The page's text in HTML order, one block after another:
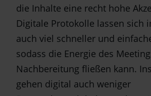
die Inhalte eine recht hohe
Digitale Protokolle lassen sich
auch viel schneller und
sodass die Energie des
Nachbereitung fließen kann.
gehen digital auch weniger